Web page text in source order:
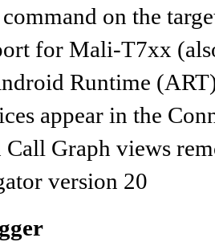
command on the
for Mali-T7xx
Runtime
appear in the
Call Graph views
version 20